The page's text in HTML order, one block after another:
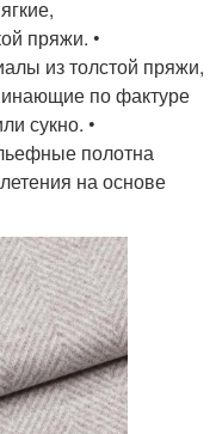
пряжи. •
из толстой пряжи,
по фактуре
сукно. •
полотна
на основе